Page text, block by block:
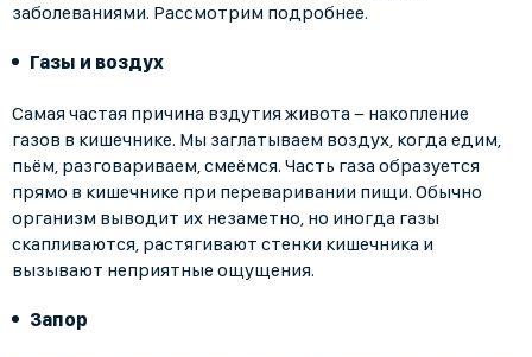
заболеваниями. Рассмотрим подробнее.
Газы и воздух
Самая частая причина вздутия живота − накопление
газов в кишечнике. Мы заглатываем воздух, когда едим,
пьём, разговариваем, смеёмся. Часть газа образуется
прямо в кишечнике при переваривании пищи. Обычно
организм выводит их незаметно, но иногда газы
скапливаются, растягивают стенки кишечника и
вызывают неприятные ощущения.
Запор